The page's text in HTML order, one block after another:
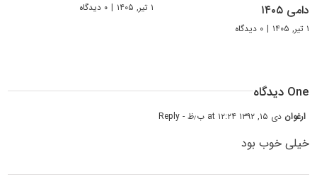
دامی ۱۴۰۵
۱ تیر, ۱۴۰۵ | ۰ دیدگاه
۱ تیر, ۱۴۰۵ | ۰ دیدگاه
One دیدگاه
ارغوان دی ۱۵, ۱۳۹۲ at ۱۲:۲۴ ب٫ظ - Reply
خیلی خوب بود